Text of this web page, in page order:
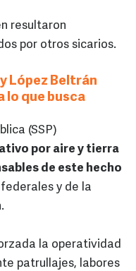
resultaron
por otros sicarios.
López Beltrán
lo que busca
(SSP)
por aire y tierra
de este hecho
y de la
la operatividad
patrullajes, labores